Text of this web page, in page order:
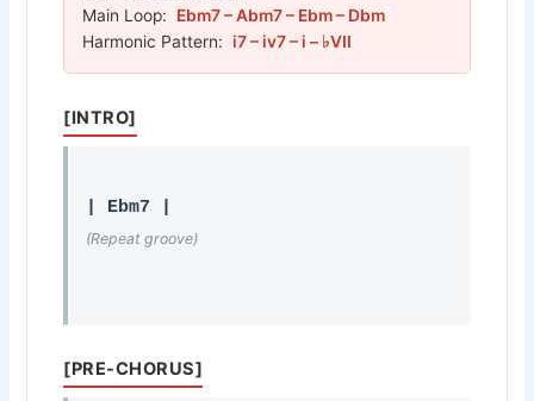
Main Loop:
Ebm7 – Abm7 – Ebm – Dbm
Harmonic Pattern: i7 – iv7 – i – ♭VII
[INTRO]
(Repeat groove)
[PRE-CHORUS]